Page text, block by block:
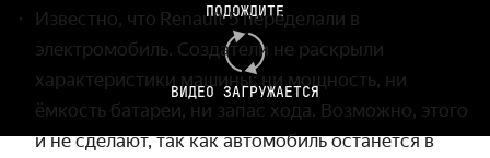
ПОДОЖДИТЕ
ВИДЕО ЗАГРУЖАЕТСЯ
Известно, что Renault 5переделали в
электромобиль. Создатели не раскрыли
характеристики машины: ни мощность, ни
ёмкость батареи, ни запас хода. Возможно, этого
и не сделают, так как автомобиль останется в